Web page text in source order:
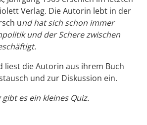
Verlag. Die Autorin lebt in der
und hat sich schon immer
und der Schere zwischen
liest die Autorin aus ihrem Buch
und zur Diskussion ein.
es ein kleines Quiz.